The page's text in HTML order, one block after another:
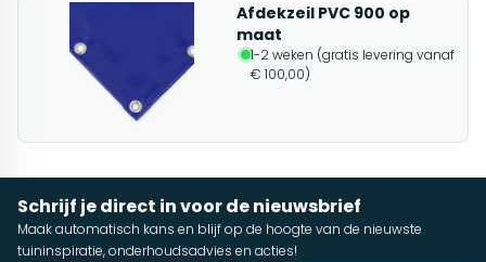
Afdekzeil PVC 900 op
maat
1-2 weken (gratis levering vanaf
€ 100,00)
Schrijf je direct in voor de nieuwsbrief
Maak automatisch kans en blijf op de hoogte van de nieuwste
tuininspiratie, onderhoudsadvies en acties!